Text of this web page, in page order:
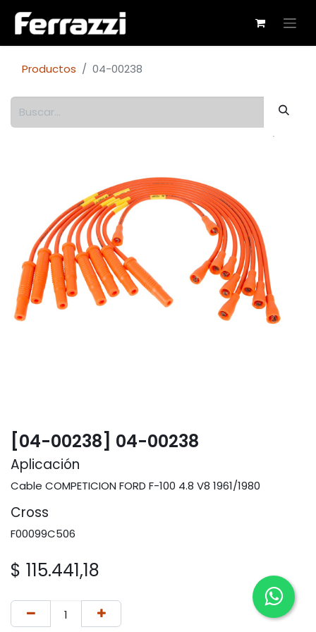
Productos 04-00238
[04-00238] 04-00238
Aplicación
Cable COMPETICION FORD F-100 4.8 V8 1961/1980
Cross
F00099C506
$ 115.441,18